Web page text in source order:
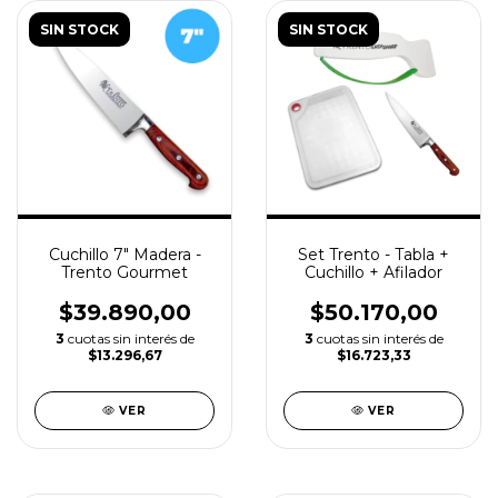
SIN STOCK
Cuchillo 7" Madera -
Trento Gourmet
$39.890,00
3 cuotas sin interés de
$13.296,67
VER
SIN STOCK
Set Trento - Tabla +
Cuchillo + Afilador
$50.170,00
3 cuotas sin interés de
$16.723,33
VER